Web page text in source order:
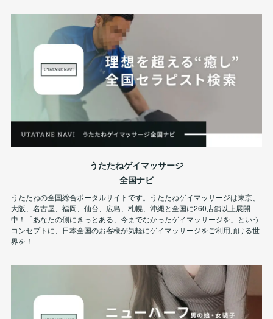
うたたねゲイマッサージ
全国ナビ
うたたねの全国総合ポータルサイトです。うたたねゲイマッサージは東京、
大阪、名古屋、福岡、仙台、広島、札幌、沖縄と全国に260店舗以上展開
中！「あなたの側にきっとある、今までなかったゲイマッサージを」という
コンセプトに、日本全国のお客様が気軽にゲイマッサージをご利用頂ける世
界を！